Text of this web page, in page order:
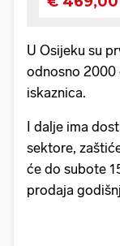
U Osijeku su
odnosno 2000
iskaznica.
I dalje ima
sektore,
će do subote
prodaja